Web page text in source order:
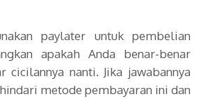
paylater untuk pembelian
apakah Anda benar-benar
cicilannya nanti. Jika jawabannya
metode pembayaran ini dan